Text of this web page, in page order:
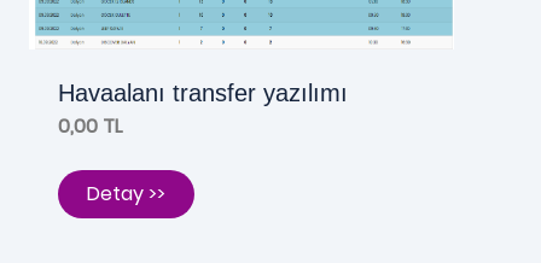
Havaalanı transfer yazılımı
0,00 TL
Detay >>